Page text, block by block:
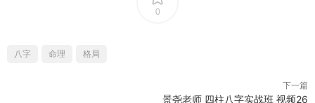
0
八字 命理 格局
下一篇
景尧老师 四柱八字实战班 视频26